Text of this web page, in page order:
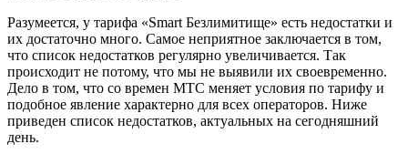
Разумеется, у тарифа «Smart Безлимитище» есть недостатки и
их достаточно много. Самое неприятное заключается в том,
что список недостатков регулярно увеличивается. Так
происходит не потому, что мы не выявили их своевременно.
Дело в том, что со времен МТС меняет условия по тарифу и
подобное явление характерно для всех операторов. Ниже
приведен список недостатков, актуальных на сегодняшний
день.